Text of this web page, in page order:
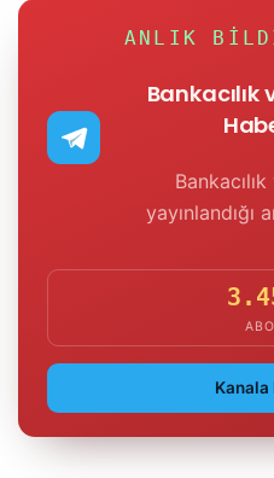
ANLIK
Bankacılık
yayınlandığı
Kanala